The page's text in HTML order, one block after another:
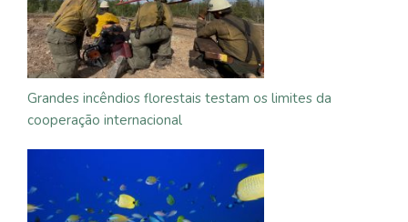
Grandes incêndios florestais testam os limites da
cooperação internacional